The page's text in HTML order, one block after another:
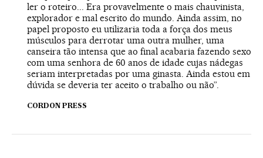
ler o roteiro... Era provavelmente o mais chauvinista,
explorador e mal escrito do mundo. Ainda assim, no
papel proposto eu utilizaria toda a força dos meus
músculos para derrotar uma outra mulher, uma
canseira tão intensa que ao final acabaria fazendo sexo
com uma senhora de 60 anos de idade cujas nádegas
seriam interpretadas por uma ginasta. Ainda estou em
dúvida se deveria ter aceito o trabalho ou não”.
CORDON PRESS